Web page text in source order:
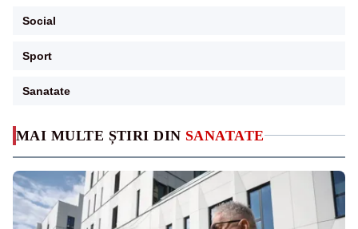
MAI MULTE ȘTIRI DIN SANATATE
Social
Sport
Sanatate